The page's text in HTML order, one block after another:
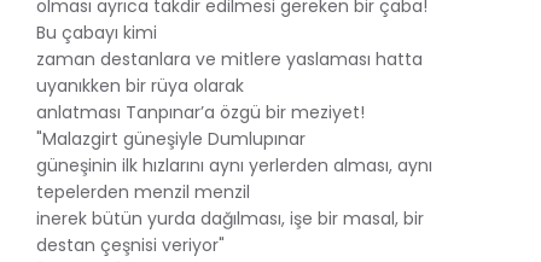
olması ayrıca takdir edilmesi gereken bir çaba!
Bu çabayı kimi
zaman destanlara ve mitlere yaslaması hatta
uyanıkken bir rüya olarak
anlatması Tanpınar’a özgü bir meziyet!
"Malazgirt güneşiyle Dumlupınar
güneşinin ilk hızlarını aynı yerlerden alması, aynı
tepelerden menzil menzil
inerek bütün yurda dağılması, işe bir masal, bir
destan çeşnisi veriyor"